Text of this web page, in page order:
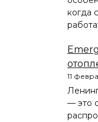
когда
11
— это